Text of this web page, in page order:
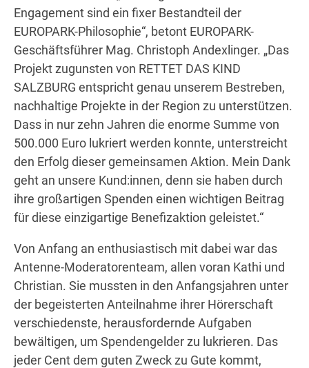
Engagement sind ein fixer Bestandteil der
EUROPARK-Philosophie“, betont EUROPARK-
Geschäftsführer Mag. Christoph Andexlinger. „Das
Projekt zugunsten von RETTET DAS KIND
SALZBURG entspricht genau unserem Bestreben,
nachhaltige Projekte in der Region zu unterstützen.
Dass in nur zehn Jahren die enorme Summe von
500.000 Euro lukriert werden konnte, unterstreicht
den Erfolg dieser gemeinsamen Aktion. Mein Dank
geht an unsere Kund:innen, denn sie haben durch
ihre großartigen Spenden einen wichtigen Beitrag
für diese einzigartige Benefizaktion geleistet.“
Von Anfang an enthusiastisch mit dabei war das
Antenne-Moderatorenteam, allen voran Kathi und
Christian. Sie mussten in den Anfangsjahren unter
der begeisterten Anteilnahme ihrer Hörerschaft
verschiedenste, herausfordernde Aufgaben
bewältigen, um Spendengelder zu lukrieren. Das
jeder Cent dem guten Zweck zu Gute kommt,